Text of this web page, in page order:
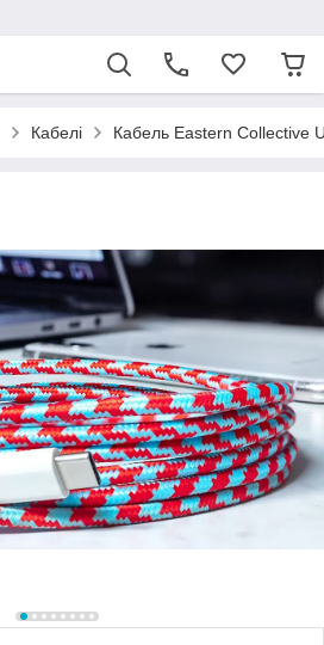
Кабелі Кабель Eastern Collective